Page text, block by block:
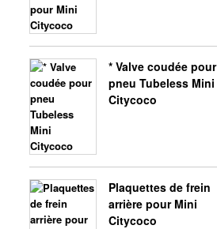
* Valve coudée pour
pneu Tubeless Mini
Citycoco
Plaquettes de frein
arrière pour Mini
Citycoco